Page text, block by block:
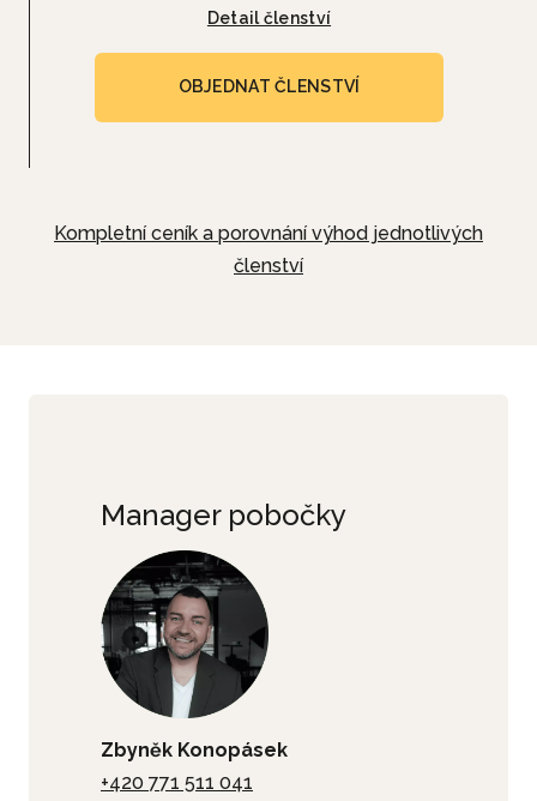
Detail členství
OBJEDNAT ČLENSTVÍ
Kompletní ceník a porovnání výhod jednotlivých
členství
Manager pobočky
Zbyněk Konopásek
+420 771 511 041